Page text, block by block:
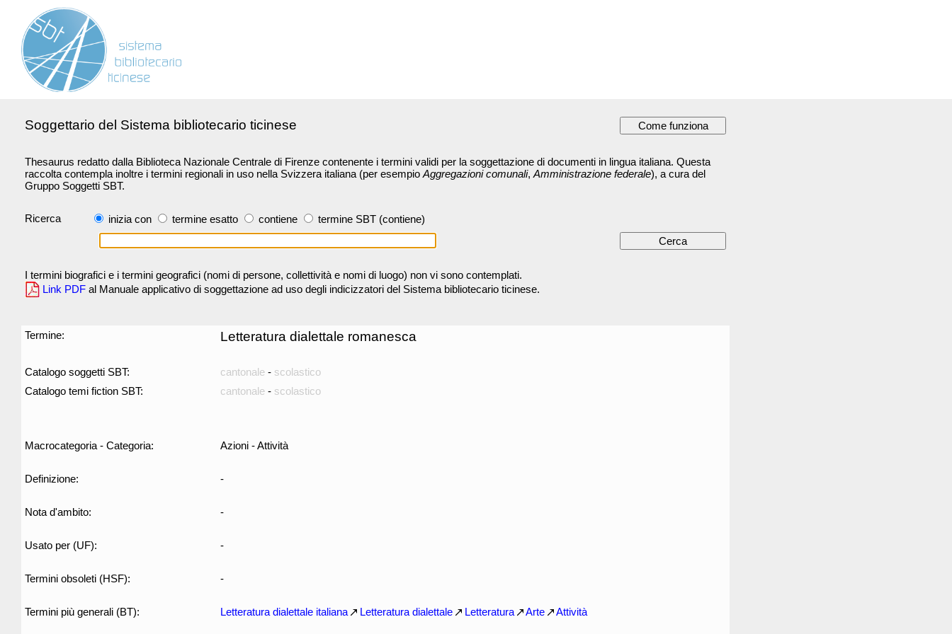
Soggettario del Sistema bibliotecario ticinese
Thesaurus redatto dalla Biblioteca Nazionale Centrale di Firenze contenente i termini validi per la soggettazione di documenti in lingua italiana. Questa
raccolta contempla inoltre i termini regionali in uso nella Svizzera italiana (per esempio Aggregazioni comunali, Amministrazione federale), a cura del
Gruppo Soggetti SBT.
Ricerca inizia con termine esatto contiene termine SBT (contiene)
I termini biografici e i termini geografici (nomi di persone, collettività e nomi di luogo) non vi sono contemplati.
Link PDF al Manuale applicativo di soggettazione ad uso degli indicizzatori del Sistema bibliotecario ticinese.
Termine: Letteratura dialettale romanesca
Catalogo soggetti SBT: cantonale - scolastico
Catalogo temi fiction SBT:
cantonale - scolastico
Macrocategoria - Categoria: Azioni - Attività
Definizione: -
Nota d'ambito: -
Usato per (UF): -
Termini obsoleti (HSF): -
Termini più generali (BT): Letteratura dialettale italiana Letteratura dialettale Letteratura Arte Attività